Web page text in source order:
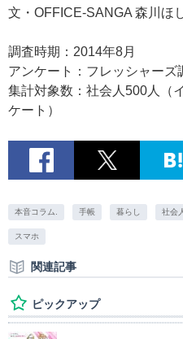
文・OFFICE-SANGA 森川ほ
調査時期：2014年8月
アンケート：フレッシャーズ
集計対象数：社会人500人（
ケート）
本音コラム. 手帳 暮らし 社会人
スマホ
関連記事
ピックアップ